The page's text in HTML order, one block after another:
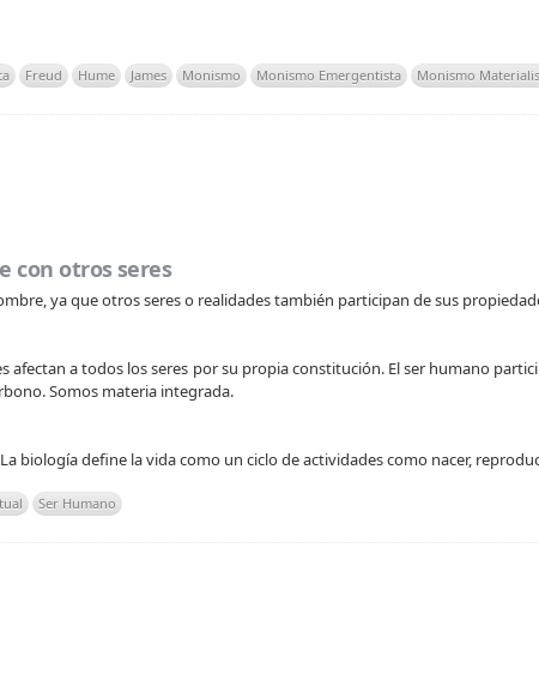
Freud Hume James Monismo Monismo Emergentista Monismo
con otros seres
ya que otros seres o realidades también participan de sus
afectan a todos los seres por su propia constitución. El ser humano
Somos materia integrada.
biología define la vida como un ciclo de actividades como nacer,
Ser Humano